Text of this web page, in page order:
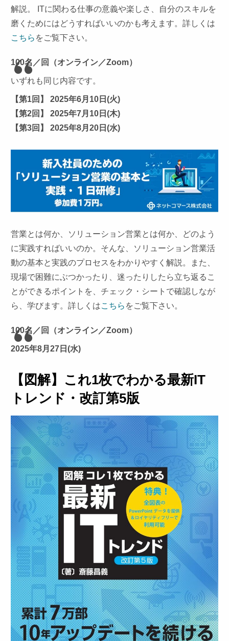
解説。 ITに関わる仕事の意義や楽しさ、自分のスキルを
磨くためにはどうすればいいのかも考えます。詳しくは
こちら をご覧下さい。
100名／回（オンライン／Zoom）
いずれも同じ内容です。
【第1回】 2025年6月10日(火)
【第2回】 2025年7月10日(木)
【第3回】 2025年8月20日(水)
営業とは何か、ソリューション営業とは何か、どのよう
に実践すればいいのか。そんな、ソリューション営業活
動の基本と実践のプロセスをわかりやすく解説。また、
現場で困難にぶつかったり、迷ったりしたら立ち返るこ
とができるポイントを、チェック・シートで確認しなが
ら、学びます。詳しくはこちら をご覧下さい。
100名／回（オンライン／Zoom）
2025年8月27日(水)
【図解】これ1枚でわかる最新IT
トレンド・改訂第5版